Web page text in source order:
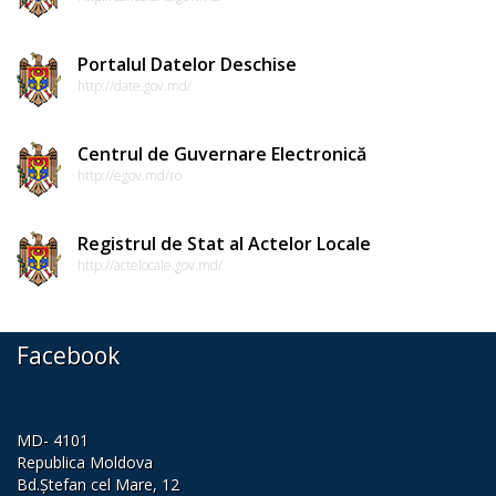
de
dezvoltare
a
Cimișlia
perioada
2022
2028
de
dezvoltare
Portalul Datelor Deschise
http://date.gov.md/
Centrul de Guvernare Electronică
http://egov.md/ro
Registrul de Stat al Actelor Locale
http://actelocale.gov.md/
Facebook
MD- 4101
Republica Moldova
Bd.Ștefan cel Mare, 12